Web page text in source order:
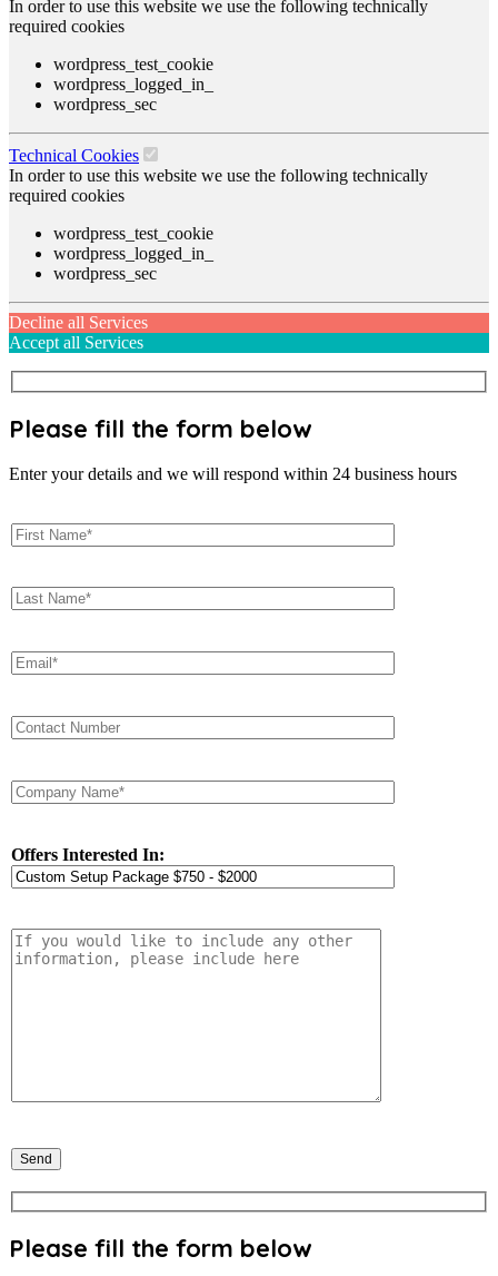
In order to use this website we use the following technically
required cookies
wordpress_test_cookie
wordpress_logged_in_
wordpress_sec
Technical Cookies
In order to use this website we use the following technically
required cookies
wordpress_test_cookie
wordpress_logged_in_
wordpress_sec
Decline all Services
Accept all Services
Please fill the form below
Enter your details and we will respond within 24 business hours
Offers Interested In:
Please fill the form below